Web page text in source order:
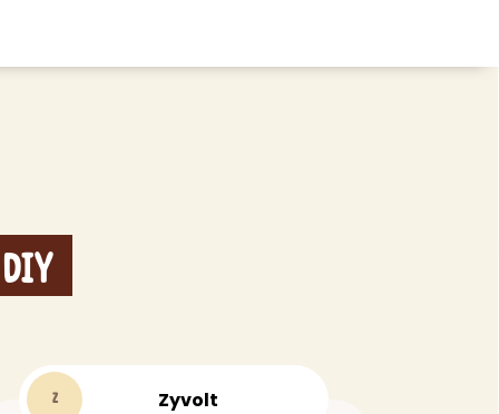
tapis
> Voir tout
Z Zyvolt